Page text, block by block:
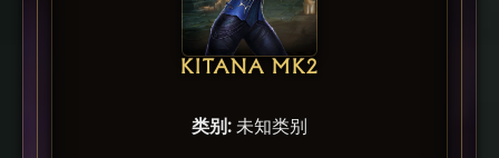
KITANA MK2
类别: 未知类别